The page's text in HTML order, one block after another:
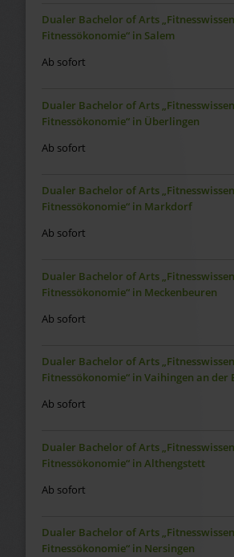
Dualer Bachelor of Arts
Fitnessökonomie“ in Salem
Ab sofort
Dualer Bachelor of Arts
Fitnessökonomie“ in Überlingen
Ab sofort
Dualer Bachelor of Arts
Fitnessökonomie“ in Markdorf
Ab sofort
Dualer Bachelor of Arts
Fitnessökonomie“ in Meckenbeuren
Ab sofort
Dualer Bachelor of Arts
Fitnessökonomie“ in Vaihingen an der
Ab sofort
Dualer Bachelor of Arts
Fitnessökonomie“ in Althengstett
Ab sofort
Dualer Bachelor of Arts
Fitnessökonomie“ in Nersingen